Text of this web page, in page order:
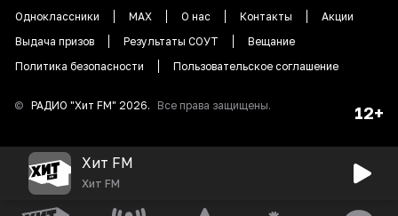
Одноклассники
MAX О нас Контакты
Акции
Выдача призов
Результаты СОУТ
Вещание
Политика безопасности
Пользовательское соглашение
© РАДИО "Хит FM" 2026. Все права защищены. 12+
Хит FM
Хит FM